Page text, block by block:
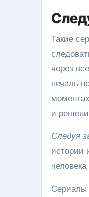
Такие
через
печаль
и
Следуя
истории
Сериалы